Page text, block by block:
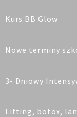
Kurs BB Glow
Nowe terminy
3- Dniowy
Lifting, botox,